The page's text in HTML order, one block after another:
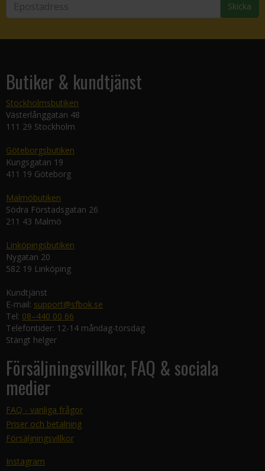
Skicka
Butiker & kundtjänst
Stockholmsbutiken
Västerlånggatan 48
111 29 Stockholm
Göteborgsbutiken
Kungsgatan 19
411 19 Göteborg
Malmöbutiken
Södra Förstadsgatan 26
211 43 Malmö
Linköpingsbutiken
Nygatan 20
582 19 Linköping
Kundtjänst
E-mail: support@sfbok.se
Tel: 08–440 00 66
Telefontider: 12-14 måndag-torsdag
Stängt helger
Försäljningsvillkor, FAQ & sociala
medier
FAQ - vanliga frågor
Priser och betalning
Försäljningsvillkor
Instagram